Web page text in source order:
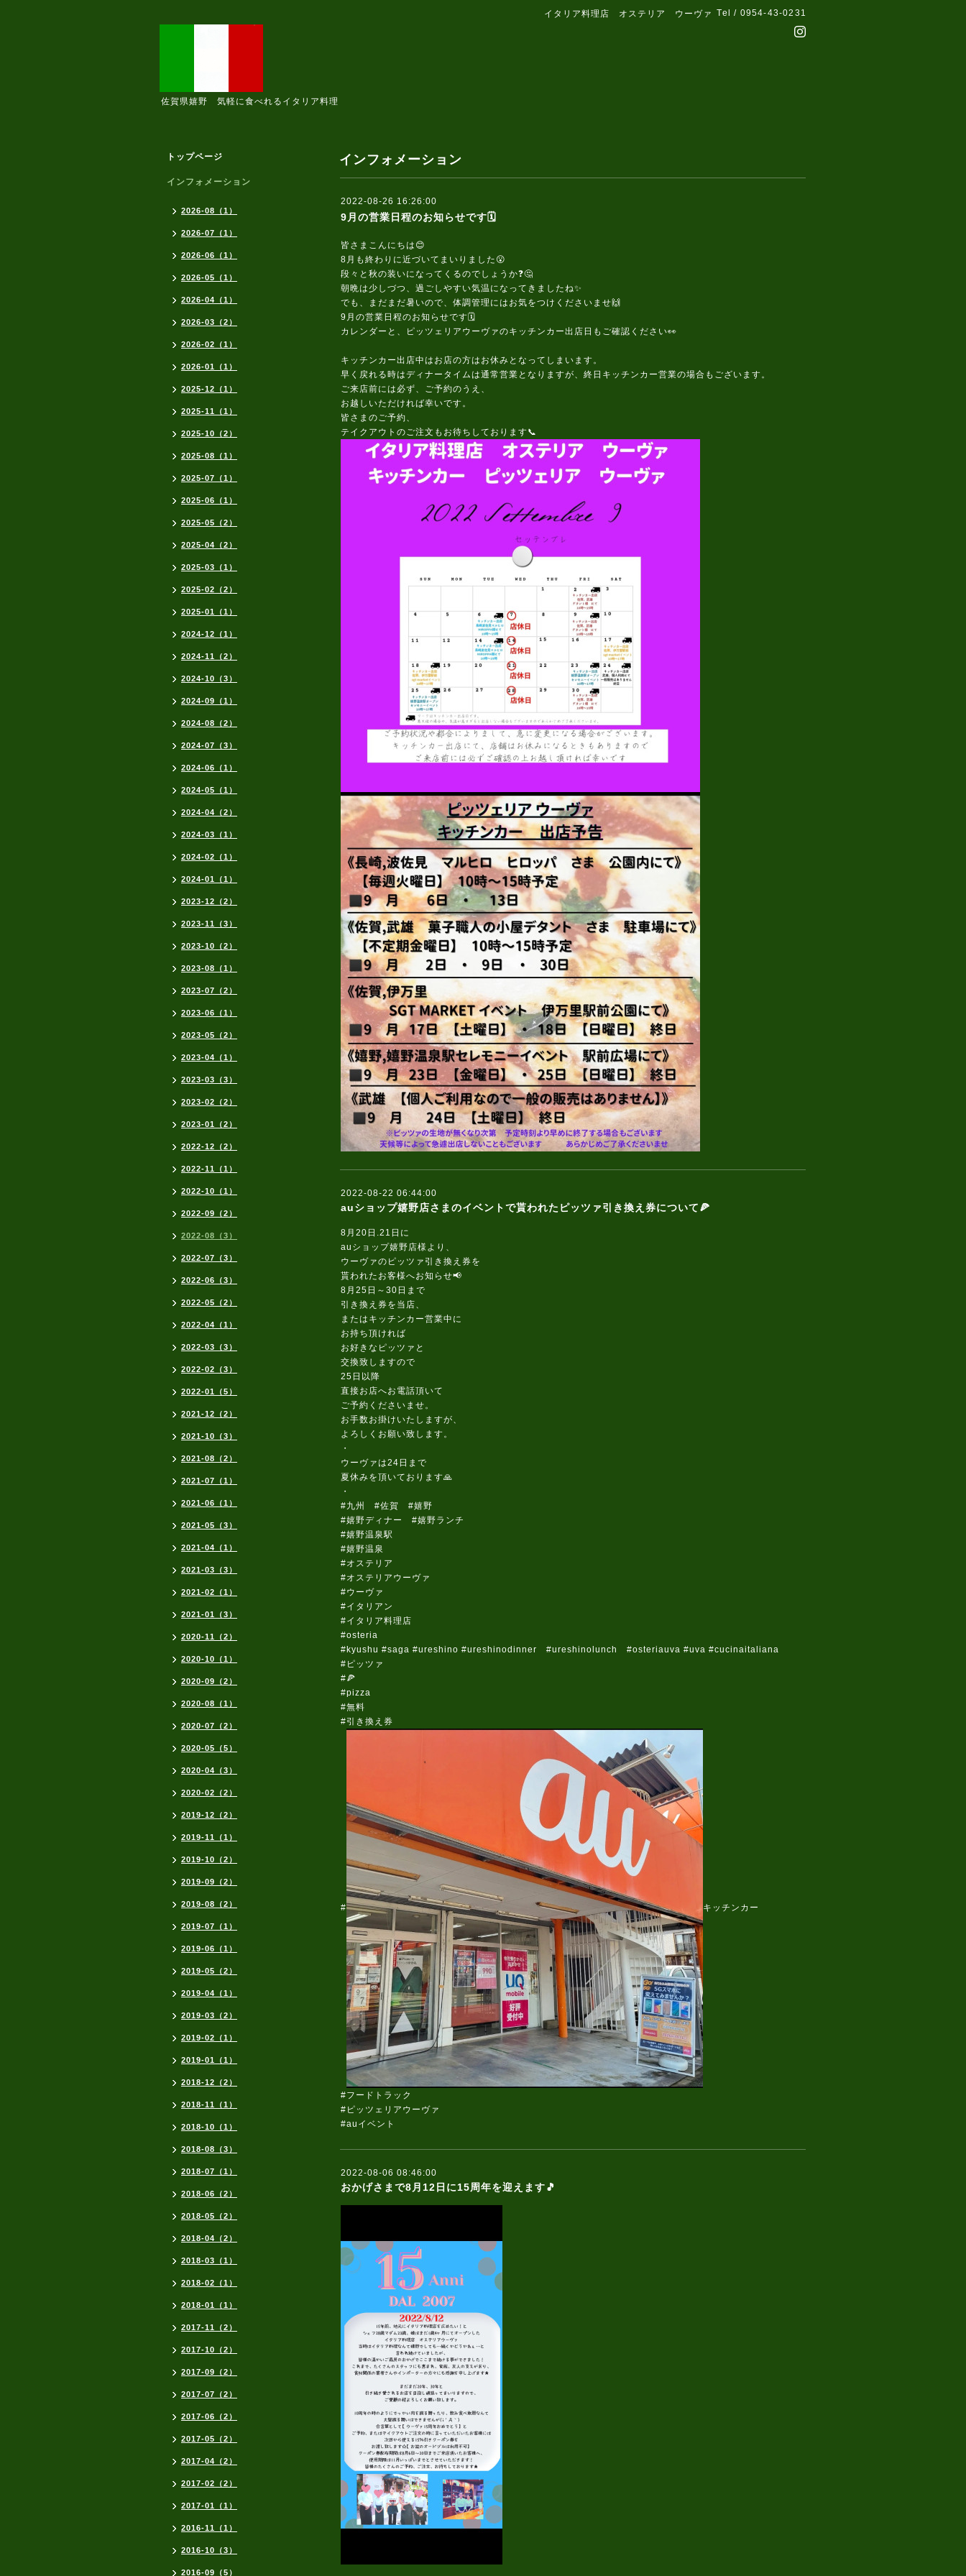
イタリア料理店 オステリア ウーヴァ Tel / 0954-43-0231
佐賀県嬉野 気軽に食べれるイタリア料理
インフォメーション
2022-08-26 16:26:00
9月の営業日程のお知らせです🗓️
皆さまこんにちは😊
8月も終わりに近づいてまいりました😮
段々と秋の装いになってくるのでしょうか❓️🤔
朝晩は少しづつ、過ごしやすい気温になってきましたね✨
でも、まだまだ暑いので、体調管理にはお気をつけくださいませ🙌
9月の営業日程のお知らせです🗓️
カレンダーと、ピッツェリアウーヴァのキッチンカー出店日もご確認ください👀
キッチンカー出店中はお店の方はお休みとなってしまいます。
早く戻れる時はディナータイムは通常営業となりますが、終日キッチンカー営業の場合もございます。
ご来店前には必ず、ご予約のうえ、
お越しいただければ幸いです。
皆さまのご予約、
テイクアウトのご注文もお待ちしております📞
2022-08-22 06:44:00
auショップ嬉野店さまのイベントで貰われたピッツァ引き換え券について🍕
8月20日.21日に
auショップ嬉野店様より、
ウーヴァのピッツァ引き換え券を
貰われたお客様へお知らせ📢
8月25日～30日まで
引き換え券を当店、
またはキッチンカー営業中に
お持ち頂ければ
お好きなピッツァと
交換致しますので
25日以降
直接お店へお電話頂いて
ご予約くださいませ。
お手数お掛けいたしますが、
よろしくお願い致します。
・
ウーヴァは24日まで
夏休みを頂いております🙏
・
#九州 #佐賀 #嬉野
#嬉野ディナー #嬉野ランチ
#嬉野温泉駅
#嬉野温泉
#オステリア
#オステリアウーヴァ
#ウーヴァ
#イタリアン
#イタリア料理店
#osteria
#kyushu #saga #ureshino #ureshinodinner #ureshinolunch #osteriauva #uva #cucinaitaliana
#ピッツァ
#🍕
#pizza
#無料
#引き換え券
# キッチンカー
#フードトラック
#ピッツェリアウーヴァ
#auイベント
2022-08-06 08:46:00
おかげさまで8月12日に15周年を迎えます🎵
トップページ
インフォメーション
2026-08（1）
2026-07（1）
2026-06（1）
2026-05（1）
2026-04（1）
2026-03（2）
2026-02（1）
2026-01（1）
2025-12（1）
2025-11（1）
2025-10（2）
2025-08（1）
2025-07（1）
2025-06（1）
2025-05（2）
2025-04（2）
2025-03（1）
2025-02（2）
2025-01（1）
2024-12（1）
2024-11（2）
2024-10（3）
2024-09（1）
2024-08（2）
2024-07（3）
2024-06（1）
2024-05（1）
2024-04（2）
2024-03（1）
2024-02（1）
2024-01（1）
2023-12（2）
2023-11（3）
2023-10（2）
2023-08（1）
2023-07（2）
2023-06（1）
2023-05（2）
2023-04（1）
2023-03（3）
2023-02（2）
2023-01（2）
2022-12（2）
2022-11（1）
2022-10（1）
2022-09（2）
2022-08（3）
2022-07（3）
2022-06（3）
2022-05（2）
2022-04（1）
2022-03（3）
2022-02（3）
2022-01（5）
2021-12（2）
2021-10（3）
2021-08（2）
2021-07（1）
2021-06（1）
2021-05（3）
2021-04（1）
2021-03（3）
2021-02（1）
2021-01（3）
2020-11（2）
2020-10（1）
2020-09（2）
2020-08（1）
2020-07（2）
2020-05（5）
2020-04（3）
2020-02（2）
2019-12（2）
2019-11（1）
2019-10（2）
2019-09（2）
2019-08（2）
2019-07（1）
2019-06（1）
2019-05（2）
2019-04（1）
2019-03（2）
2019-02（1）
2019-01（1）
2018-12（2）
2018-11（1）
2018-10（1）
2018-08（3）
2018-07（1）
2018-06（2）
2018-05（2）
2018-04（2）
2018-03（1）
2018-02（1）
2018-01（1）
2017-11（2）
2017-10（2）
2017-09（2）
2017-07（2）
2017-06（2）
2017-05（2）
2017-04（2）
2017-02（2）
2017-01（1）
2016-11（1）
2016-10（3）
2016-09（5）